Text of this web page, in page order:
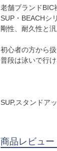
老舗ブランドBIC
SUP・BEACHシ
剛性、耐久性と
初心者の方から
普段は泳いで行
SUP,スタンドア
商品レビュー